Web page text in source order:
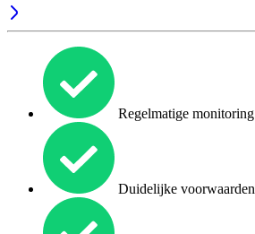
Regelmatige monitoring
Duidelijke voorwaarden